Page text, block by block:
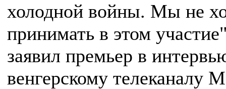
холодной войны. Мы не
принимать в этом
заявил премьер в
венгерскому телеканалу